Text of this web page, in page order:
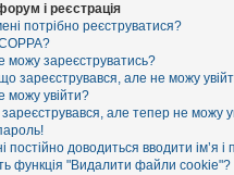
і реєстрація
потрібно реєструватися?
можу зареєструватись?
зареєструвався, але не можу
можу увійти?
але тепер не можу
постійно доводиться вводити ім’я і
функція "Видалити файли cookie"?